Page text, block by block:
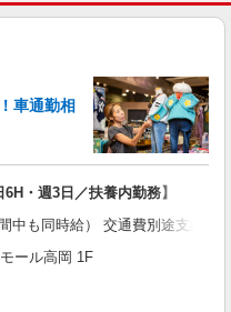
車通勤相
・週3日／扶養内勤務】
中も同時給） 交通費別途支給
ール高岡 1F